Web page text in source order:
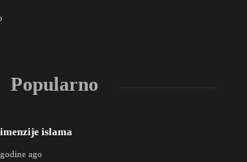
Popularno
islama
ago